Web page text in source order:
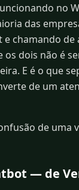
no
das
chamando de
dois não é
E é o que
de um
de uma
— de